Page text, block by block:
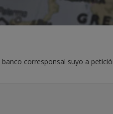
corresponsal suyo a